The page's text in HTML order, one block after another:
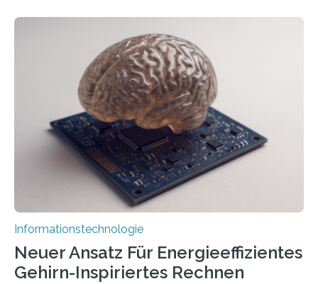
der Universität Bonn und der TH Köln gemeinsam mit
der MindPort GmbH eine neuartige, KI-gestützte
Lösung zur Erzeugung von Emotionen für realistische
Avatare. Gen-AIvatar entwickelt innovative und
kosteneffiziente Methoden, um lebensechte Avatare zu
erstellen. „Besonders wichtig ist uns eine ganzheitliche
Animation, bei der Stimme, Körperbewegung, Gestik
und Mimik im Einklang sind…
Informationstechnologie
Neuer Ansatz Für Energieeffizientes
Gehirn-Inspiriertes Rechnen